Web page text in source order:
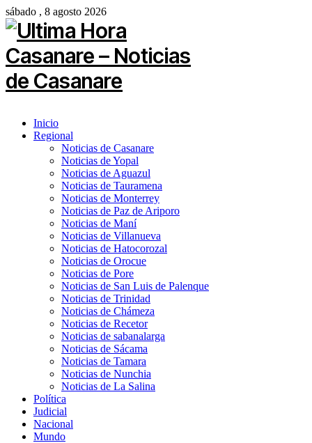
sábado , 8 agosto 2026
Inicio
Regional
Noticias de Casanare
Noticias de Yopal
Noticias de Aguazul
Noticias de Tauramena
Noticias de Monterrey
Noticias de Paz de Ariporo
Noticias de Maní
Noticias de Villanueva
Noticias de Hatocorozal
Noticias de Orocue
Noticias de Pore
Noticias de San Luis de Palenque
Noticias de Trinidad
Noticias de Chámeza
Noticias de Recetor
Noticias de sabanalarga
Noticias de Sácama
Noticias de Tamara
Noticias de Nunchia
Noticias de La Salina
Política
Judicial
Nacional
Mundo